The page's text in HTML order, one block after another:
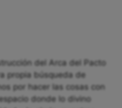
del Arca del Pacto
propia búsqueda de
por hacer las cosas con
donde lo divino